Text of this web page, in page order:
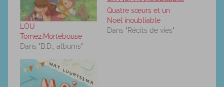
LOU
Tome2.Mortebouse
Dans "B.D., albums"
Quatre sœurs et un
Noël inoubliable
Dans "Récits de vies"